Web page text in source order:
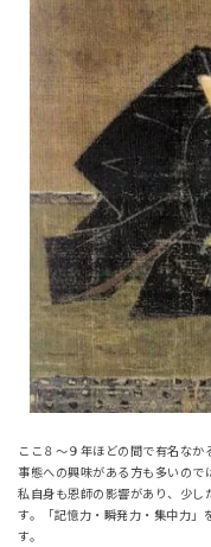
ここ８～９年ほどの間で有名な
事態への興味がある方も多いので
私自身も恩師の影響があり、少し
す。「記憶力・瞬発力・集中力」
す。